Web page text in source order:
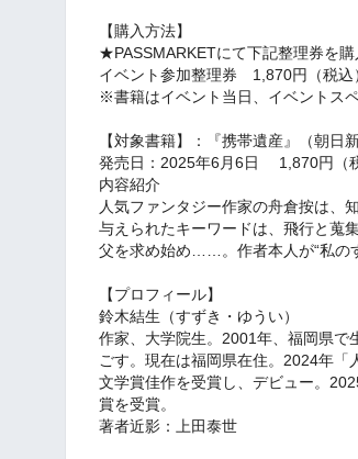
【購入方法】
★PASSMARKETにて下記整理券を
イベント参加整理券 1,870円（税込
※書籍はイベント当日、イベントス
【対象書籍】：『携帯遺産』（朝
発売日：2025年6月6日 1,870円（税
内容紹介
人気ファンタジー作家の舟倉按は、
与えられたキーワードは、飛行と蒐
父を求め始め……。作者本人が“私の
【プロフィール】
鈴木結生（すずき・ゆうい）
作家、大学院生。2001年、福岡県で
ごす。現在は福岡県在住。2024年
文学賞佳作を受賞し、デビュー。
賞を受賞。
著者近影：上田泰世